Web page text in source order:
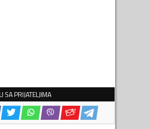
SA PRIJATELJIMA